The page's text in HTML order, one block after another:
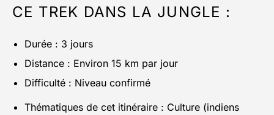
CE TREK DANS LA JUNGLE :
Durée : 3 jours
Distance : Environ 15 km par jour
Difficulté : Niveau confirmé
Thématiques de cet itinéraire : Culture (indiens